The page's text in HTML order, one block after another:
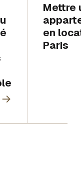
→
Mettre
en
Paris